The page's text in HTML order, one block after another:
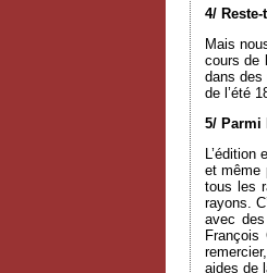
4/
Mais
cours de
dans des
de l’été
5/ Parmi
et même
tous les
rayons.
avec
aides de